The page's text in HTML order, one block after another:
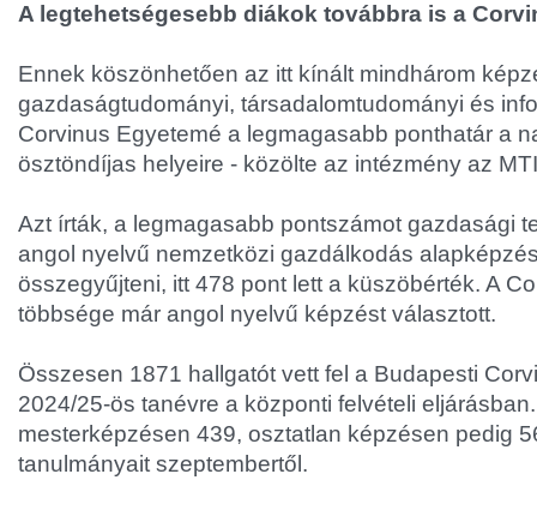
A legtehetségesebb diákok továbbra is a
Ennek köszönhetően az itt kínált mindhárom
gazdaságtudományi, társadalomtudományi és
Corvinus Egyetemé a legmagasabb ponthatár a
ösztöndíjas helyeire - közölte az intézmény az
Azt írták, a legmagasabb pontszámot gazdasági
angol nyelvű nemzetközi gazdálkodás
összegyűjteni, itt 478 pont lett a küszöbérték. A
többsége már angol nyelvű képzést választott.
Összesen 1871 hallgatót vett fel a Budapesti
2024/25-ös tanévre a központi felvételi
mesterképzésen 439, osztatlan képzésen pedig
tanulmányait szeptembertől.